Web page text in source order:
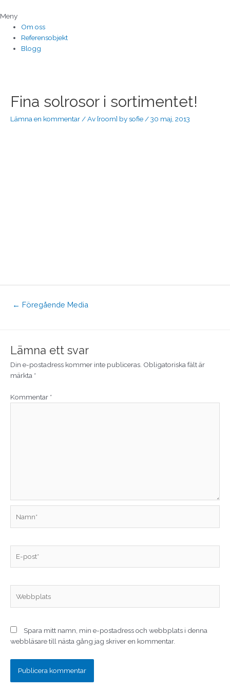
till
innehåll
Meny
Om oss
Referensobjekt
Blogg
Fina solrosor i sortimentet!
Lämna en kommentar/ Av [room] by sofie/30 maj, 2013
← Föregående Media
Lämna ett svar
Din e-postadress kommer inte publiceras. Obligatoriska fält är
märkta *
Kommentar *
post*
Spara mitt namn, min e-postadress och webbplats i denna
webbläsare till nästa gång jag skriver en kommentar.